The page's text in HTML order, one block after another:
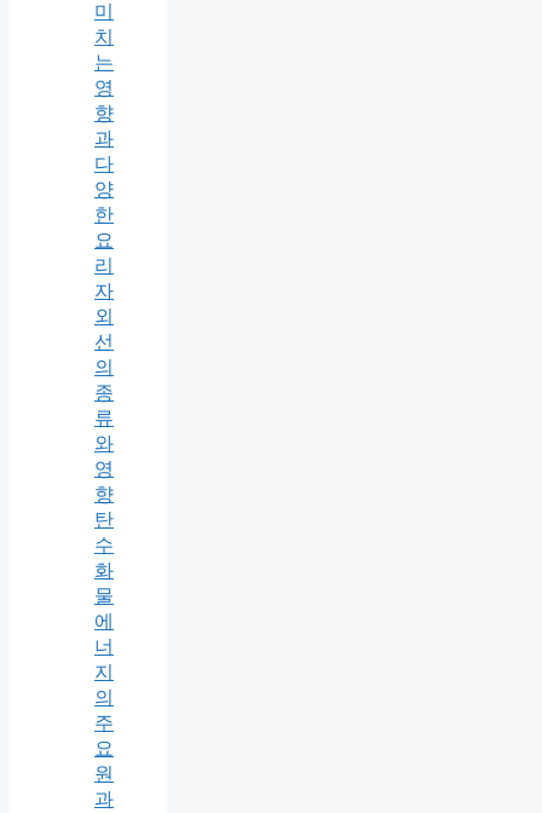
미
치
는
영
향
과
다
양
한
요
리
자
외
선
의
종
류
와
영
향
탄
수
화
물
에
너
지
의
주
요
원
과